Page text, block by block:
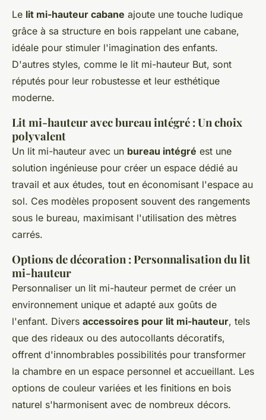
Le lit mi-hauteur cabane ajoute une touche ludique
grâce à sa structure en bois rappelant une cabane,
idéale pour stimuler l'imagination des enfants.
D'autres styles, comme le lit mi-hauteur But, sont
réputés pour leur robustesse et leur esthétique
moderne.
Lit mi-hauteur avec bureau intégré : Un choix
polyvalent
Un lit mi-hauteur avec un bureau intégré est une
solution ingénieuse pour créer un espace dédié au
travail et aux études, tout en économisant l'espace au
sol. Ces modèles proposent souvent des rangements
sous le bureau, maximisant l'utilisation des mètres
carrés.
Options de décoration : Personnalisation du lit
mi-hauteur
Personnaliser un lit mi-hauteur permet de créer un
environnement unique et adapté aux goûts de
l'enfant. Divers accessoires pour lit mi-hauteur, tels
que des rideaux ou des autocollants décoratifs,
offrent d'innombrables possibilités pour transformer
la chambre en un espace personnel et accueillant. Les
options de couleur variées et les finitions en bois
naturel s'harmonisent avec de nombreux décors.